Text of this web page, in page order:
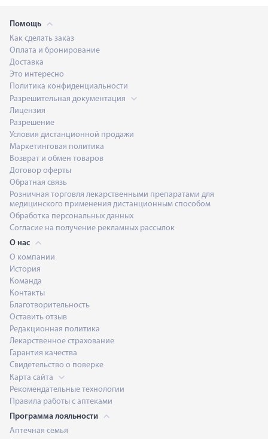
Помощь
Как сделать заказ
Оплата и бронирование
Доставка
Это интересно
Политика конфиденциальности
Разрешительная документация
Лицензия
Разрешение
Условия дистанционной продажи
Маркетинговая политика
Возврат и обмен товаров
Договор оферты
Обратная связь
Розничная торговля лекарственными препаратами для
медицинского применения дистанционным способом
Обработка персональных данных
Согласие на получение рекламных рассылок
О нас
О компании
История
Команда
Контакты
Благотворительность
Оставить отзыв
Редакционная политика
Лекарственное страхование
Гарантия качества
Свидетельство о поверке
Карта сайта
Рекомендательные технологии
Правила работы с аптеками
Программа лояльности
Аптечная семья